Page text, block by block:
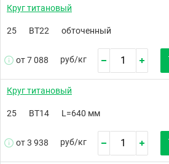
Круг титановый
25 ВТ22 обточенный
от 7 088 руб/кг
Круг титановый
25 ВТ14 L=640 мм
от 3 938 руб/кг